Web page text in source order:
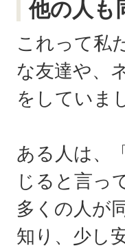
他の人も
これって私
な友達や、
をしていま
ある人は、
じると言っ
多くの人が
知り、少し